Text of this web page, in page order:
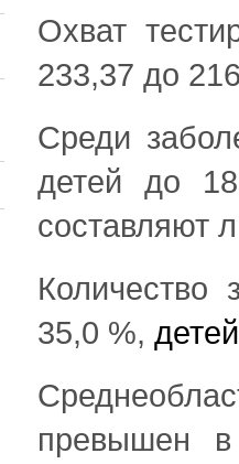
Охват
233,37 до
Среди
детей до
составляют
Количество
35,0 %,
превышен в